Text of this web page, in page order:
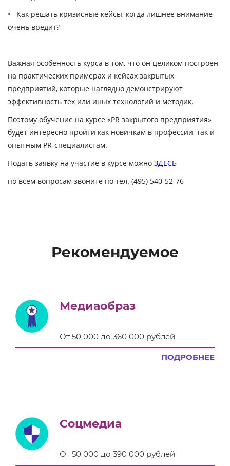
• Как решать кризисные кейсы, когда лишнее внимание
очень вредит?
Важная особенность курса в том, что он целиком построен
на практических примерах и кейсах закрытых
предприятий, которые наглядно демонстрируют
эффективность тех или иных технологий и методик.
Поэтому обучение на курсе «PR закрытого предприятия»
будет интересно пройти как новичкам в профессии, так и
опытным PR-специалистам.
Подать заявку на участие в курсе можно ЗДЕСЬ
по всем вопросам звоните по тел. (495) 540-52-76
Рекомендуемое
Медиаобраз
От 50 000 до 360 000 рублей
ПОДРОБНЕЕ
Соцмедиа
От 50 000 до 390 000 рублей